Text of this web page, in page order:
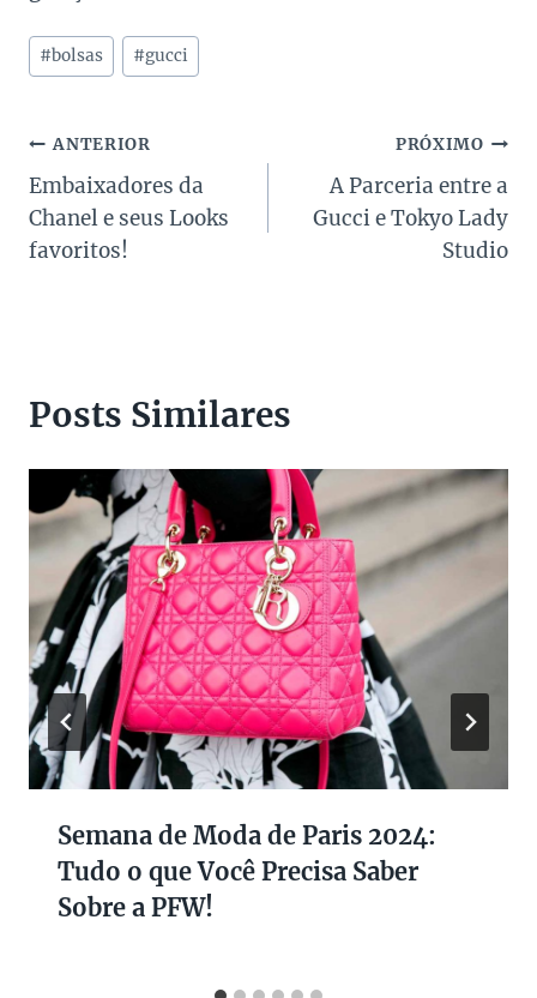
Tags
do
#bolsas #gucci
Navegação
de
Post
ANTERIOR
Embaixadores da
Chanel e seus Looks
favoritos!
PRÓXIMO
A Parceria entre a
Gucci e Tokyo Lady
Studio
Posts Similares
Semana de Moda de Paris 2024:
Tudo o que Você Precisa Saber
Sobre a PFW!